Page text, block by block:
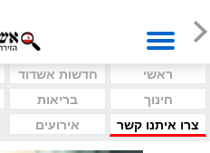
ראשי חדשות אשדוד
חינוך
בריאות
צרו איתנו קשר
אירועים